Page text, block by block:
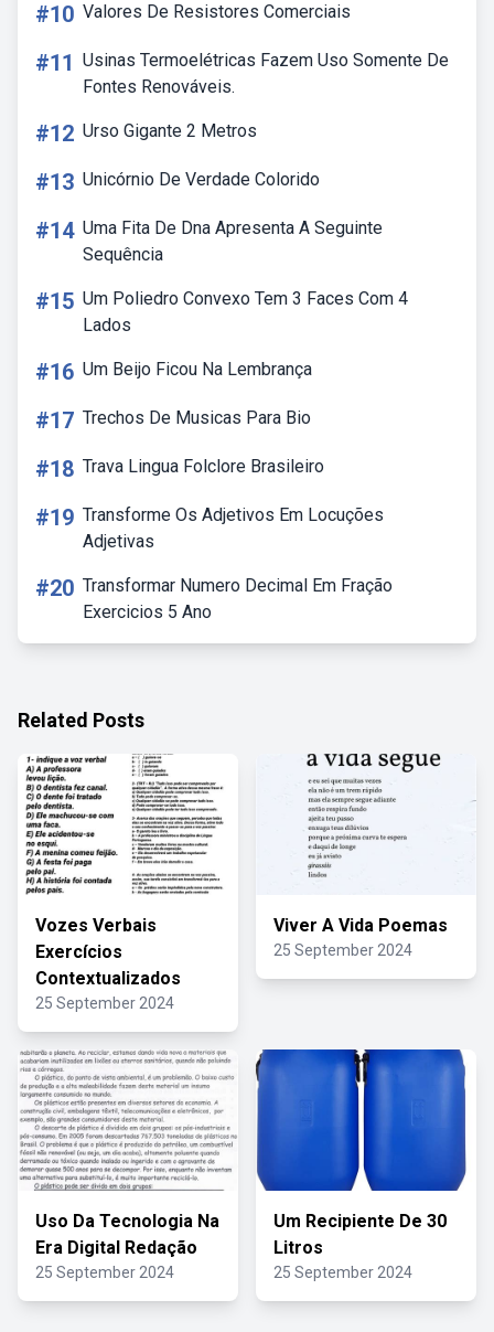
#10 Valores De Resistores Comerciais
#11 Usinas Termoelétricas Fazem Uso Somente De
Fontes Renováveis.
#12 Urso Gigante 2 Metros
#13 Unicórnio De Verdade Colorido
#14 Uma Fita De Dna Apresenta A Seguinte
Sequência
#15 Um Poliedro Convexo Tem 3 Faces Com 4
Lados
#16 Um Beijo Ficou Na Lembrança
#17 Trechos De Musicas Para Bio
#18 Trava Lingua Folclore Brasileiro
#19 Transforme Os Adjetivos Em Locuções
Adjetivas
#20 Transformar Numero Decimal Em Fração
Exercicios 5 Ano
Related Posts
Vozes Verbais
Exercícios
Contextualizados
25 September 2024
Viver A Vida Poemas
25 September 2024
Uso Da Tecnologia Na
Era Digital Redação
25 September 2024
Um Recipiente De 30
Litros
25 September 2024